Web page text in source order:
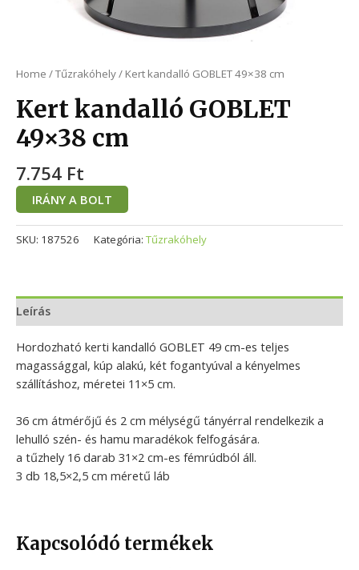
Home /Tűzrakóhely/ Kert kandalló GOBLET 49×38 cm
Kert kandalló GOBLET
49×38 cm
7.754 Ft
IRÁNY A BOLT
SKU: 187526 Kategória: Tűzrakóhely
Leírás
Hordozható kerti kandalló GOBLET 49 cm-es teljes
magassággal, kúp alakú, két fogantyúval a kényelmes
szállításhoz, méretei 11×5 cm.
36 cm átmérőjű és 2 cm mélységű tányérral rendelkezik a
lehulló szén- és hamu maradékok felfogására.
a tűzhely 16 darab 31×2 cm-es fémrúdból áll.
3 db 18,5×2,5 cm méretű láb
Kapcsolódó termékek